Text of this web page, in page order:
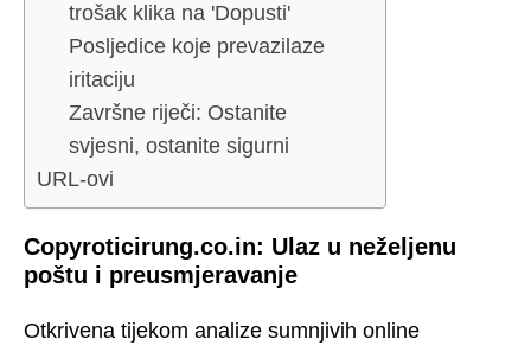
trošak klika na 'Dopusti'
Posljedice koje prevazilaze
iritaciju
Završne riječi: Ostanite
svjesni, ostanite sigurni
URL-ovi
Copyroticirung.co.in: Ulaz u neželjenu
poštu i preusmjeravanje
Otkrivena tijekom analize sumnjivih online